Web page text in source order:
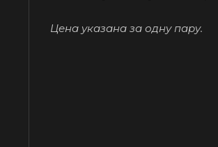
Цена указана за одну пару.